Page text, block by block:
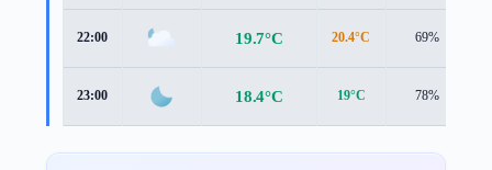
22:00 19.7°C 20.4°C 69%
23:00 18.4°C 19°C 78%